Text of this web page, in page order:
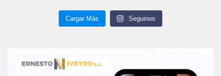
Cargar Más Seguinos